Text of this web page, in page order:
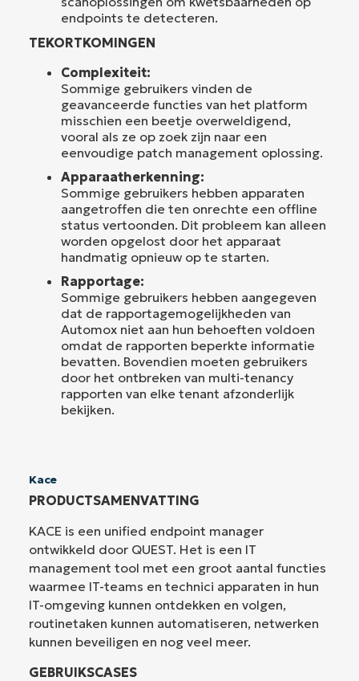
endpoints te detecteren.
TEKORTKOMINGEN
Complexiteit:
Sommige gebruikers vinden de
geavanceerde functies van het platform
misschien een beetje overweldigend,
vooral als ze op zoek zijn naar een
eenvoudige patch management oplossing.
Apparaatherkenning:
Sommige gebruikers hebben apparaten
aangetroffen die ten onrechte een offline
status vertoonden. Dit probleem kan alleen
worden opgelost door het apparaat
handmatig opnieuw op te starten.
Rapportage:
Sommige gebruikers hebben aangegeven
dat de rapportagemogelijkheden van
Automox niet aan hun behoeften voldoen
omdat de rapporten beperkte informatie
bevatten. Bovendien moeten gebruikers
door het ontbreken van multi-tenancy
rapporten van elke tenant afzonderlijk
bekijken.
Kace
PRODUCTSAMENVATTING
KACE is een unified endpoint manager
ontwikkeld door QUEST. Het is een IT
management tool met een groot aantal functies
waarmee IT-teams en technici apparaten in hun
IT-omgeving kunnen ontdekken en volgen,
routinetaken kunnen automatiseren, netwerken
kunnen beveiligen en nog veel meer.
GEBRUIKSCASES